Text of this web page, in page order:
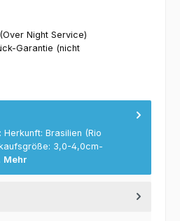
Night Service)
Garantie (nicht
Brasilien (Rio
3,0-4,0cm-
Mehr